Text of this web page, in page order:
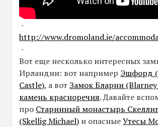
-
http://www.dromoland.ie/
-
Вот еще несколько интересных
Ирландии: вот например Эшфорд
Castle), а вотЗамок Бларни
камень красноречия. Давайте
про Старинный монастырь
(Skellig Michael) и опасныеУтесы